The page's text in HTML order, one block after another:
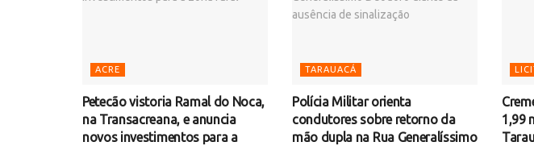
ACRE
Petecão vistoria Ramal do Noca,
na Transacreana, e anuncia
novos investimentos para a
TARAUACÁ
Polícia Militar orienta
condutores sobre retorno da
mão dupla na Rua Generalíssimo
1,99